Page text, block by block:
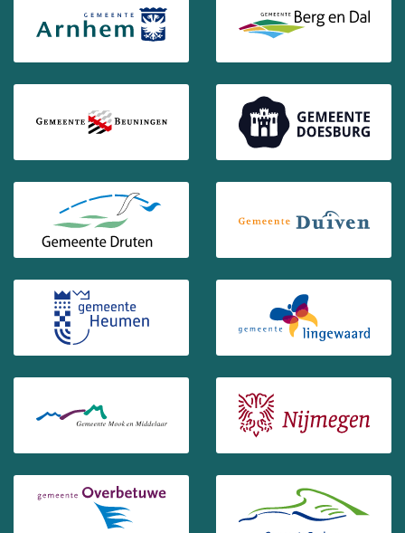
(Opent in een nieuw venster)(Opent in
(Opent in een nieuw venster)(Opent in
(Opent in een nieuw venster)(Opent in
(Opent in een nieuw venster)(Opent in
(Opent in een nieuw venster)(Opent in
(Opent in een nieuw venster)(Opent in